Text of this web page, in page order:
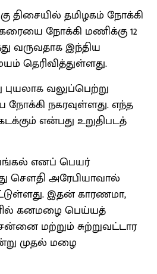
திசையில் தமிழகம் நோக்கி
நோக்கி மணிக்கு 12
வருவதாக இந்திய
தெரிவித்துள்ளது.
வலுப்பெற்று
நகரவுள்ளது. எந்த
என்பது உறுதிபடத்
எனப் பெயர்
சௌதி அரேபியாவால்
இதன் காரணமா,
கனமழை பெய்யத்
மற்றும் சுற்றுவட்டார
முதல் மழை